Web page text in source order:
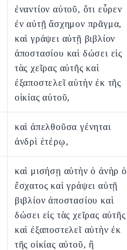
ἐναντίον αὐτοῦ, ὅτι εὗρεν
ἐν αὐτῇ ἄσχημον πρᾶγμα,
καὶ γράψει αὐτῇ βιβλίον
ἀποστασίου καὶ δώσει εἰς
τὰς χεῖρας αὐτῆς καὶ
ἐξαποστελεῖ αὐτὴν ἐκ τῆς
οἰκίας αὐτοῦ,
καὶ ἀπελθοῦσα γένηται
ἀνδρὶ ἑτέρῳ,
καὶ μισήσῃ αὐτὴν ὁ ἀνὴρ ὁ
ἔσχατος καὶ γράψει αὐτῇ
βιβλίον ἀποστασίου καὶ
δώσει εἰς τὰς χεῖρας αὐτῆς
καὶ ἐξαποστελεῖ αὐτὴν ἐκ
τῆς οἰκίας αὐτοῦ, ἢ